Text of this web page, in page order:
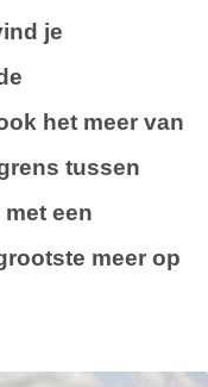
je
het meer van
tussen
een
meer op